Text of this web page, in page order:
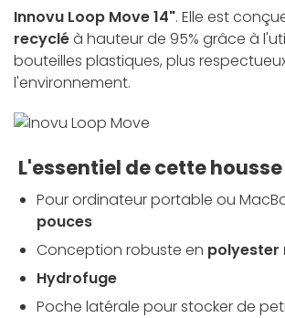
Innovu Loop Move 14". Elle est
recycléà hauteur de 95% grâce à
bouteilles plastiques, plus
l'environnement.
L'essentiel de cette
Pour ordinateur portable ou
pouces
Conception robuste en polyester
Hydrofuge
Poche latérale pour stocker de